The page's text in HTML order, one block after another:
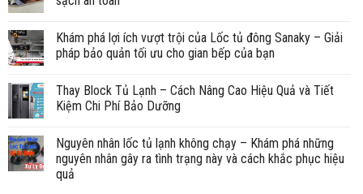
Khám phá lợi ích vượt trội của Lốc tủ đông Sanaky – Giải
pháp bảo quản tối ưu cho gian bếp của bạn
Thay Block Tủ Lạnh – Cách Nâng Cao Hiệu Quả và Tiết
Kiệm Chi Phí Bảo Dưỡng
Nguyên nhân lốc tủ lạnh không chạy – Khám phá những
nguyên nhân gây ra tình trạng này và cách khắc phục hiệu
quả